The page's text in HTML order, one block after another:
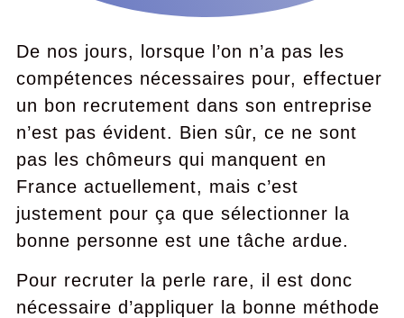
De nos jours, lorsque l’on n’a pas les
compétences nécessaires pour, effectuer
un bon recrutement dans son entreprise
n’est pas évident. Bien sûr, ce ne sont
pas les chômeurs qui manquent en
France actuellement, mais c’est
justement pour ça que sélectionner la
bonne personne est une tâche ardue.
Pour recruter la perle rare, il est donc
nécessaire d’appliquer la bonne méthode